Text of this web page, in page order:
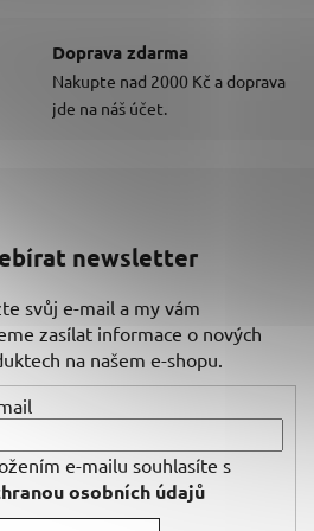
Doprava zdarma
Nakupte nad 2000 Kč a doprava
jde na náš účet.
newsletter
svůj e-mail a my vám
zasílat informace o nových
na našem e-shopu.
e-mailu souhlasíte s
osobních údajů